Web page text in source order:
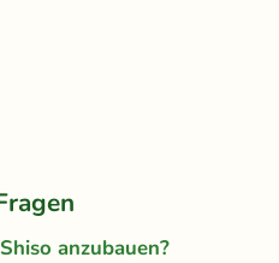
anzubauen?